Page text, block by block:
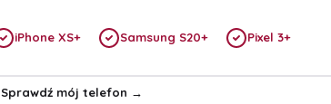
iPhone XS+ Samsung S20+ Pixel 3+
Sprawdź mój telefon →